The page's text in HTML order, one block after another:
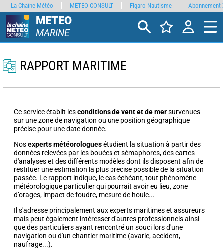
METEO
MARINE
RAPPORT MARITIME
Ce service établit lesconditions de vent et de mersurvenues
sur une zone de navigation ou une position géographique
précise pour une date donnée.
Nosexperts météorologuesétudient la situation à partir des
données relevées par les bouées et sémaphores, des cartes
d'analyses et des différents modèles dont ils disposent afin de
restituer une estimation la plus précise possible de la situation
passée. Le rapport indique, le cas échéant, tout phénomène
météorologique particulier qui pourrait avoir eu lieu, zone
d’orages, impact de foudre, mesure de houle...
Il s'adresse principalement aux experts maritimes et assureurs
mais peut également intéresser d'autres professionnels ainsi
que des particuliers ayant rencontré un souci lors d'une
navigation ou d'un chantier maritime (avarie, accident,
naufrage...).
La Chaîne Météo METEO CONSULT Figaro Nautisme Abonnement